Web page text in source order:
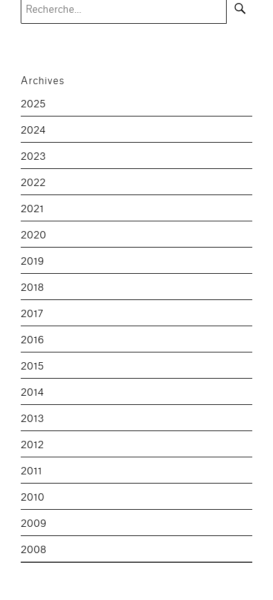
pour :
Archives
2025
2024
2023
2022
2021
2020
2019
2018
2017
2016
2015
2014
2013
2012
2011
2010
2009
2008